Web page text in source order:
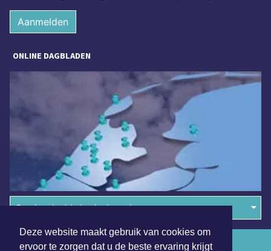
Deze website maakt gebruik van cookies om
ervoor te zorgen dat u de beste ervaring krijgt
Aanmelden
ONLINE DAGBLADEN
Overige dagbladen in de regio
Algemene voorwaarden